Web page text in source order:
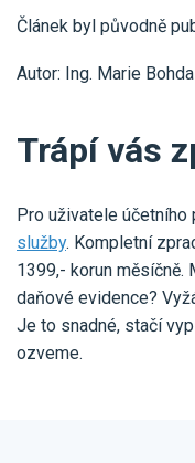
Článek byl původně
Autor: Ing. Marie
Trápí vás
Pro uživatele
služby. Kompletní
1399,- korun měsíčně.
daňové evidence?
Je to snadné, stačí
ozveme.